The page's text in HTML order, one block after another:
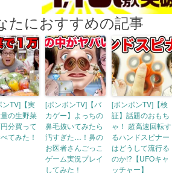
たにおすすめの記事
ンTV]【実
の生野菜
分買って
てみた！
[ボンボンTV]【バ
カゲー】よっちの
鼻毛抜いてみたら
汚すぎた…！鼻の
お医者さんごっこ
ゲーム実況プレイ
してみた！
[ボンボンTV]【検
証】話題のおもち
ゃ！ 超高速回転す
るハンドスピナー
はどうして流行る
のか!?【UFOキャ
ッチャー】